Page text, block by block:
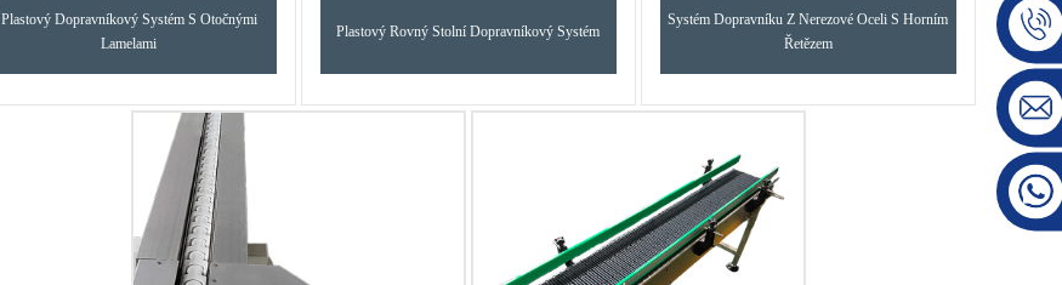
Plastový Dopravníkový Systém S Otočnými
Lamelami
Plastový Rovný Stolní Dopravníkový Systém
Systém Dopravníku Z Nerezové Oceli S Horním
Řetězem